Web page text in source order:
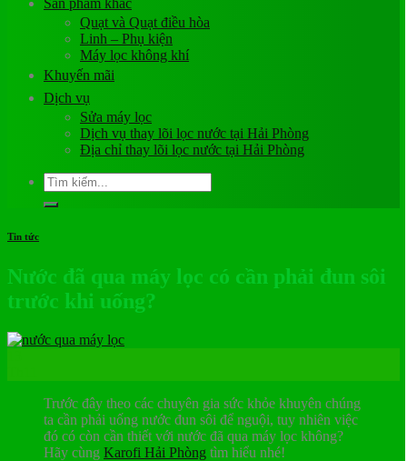
Sản phẩm khác
Quạt và Quạt điều hòa
Linh – Phụ kiện
Máy lọc không khí
Khuyến mãi
Dịch vụ
Sửa máy lọc
Dịch vụ thay lõi lọc nước tại Hải Phòng
Địa chỉ thay lõi lọc nước tại Hải Phòng
Tìm
kiếm:
Tin tức
Nước đã qua máy lọc có cần phải đun sôi
trước khi uống?
Trước đây theo các chuyên gia sức khỏe khuyên chúng
ta cần phải uống nước đun sôi để nguội, tuy nhiên việc
đó có còn cần thiết với nước đã qua máy lọc không?
Hãy cùng Karofi Hải Phòng tìm hiểu nhé!